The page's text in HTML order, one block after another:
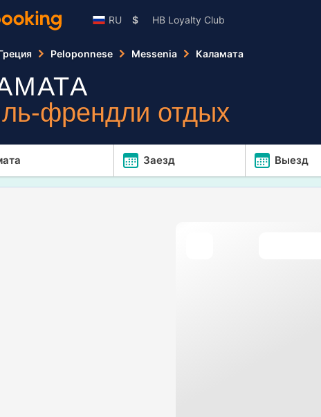
RU $ HB Loyalty Club
Peloponnese Messenia Каламата
френдли отдых
Заезд Выезд